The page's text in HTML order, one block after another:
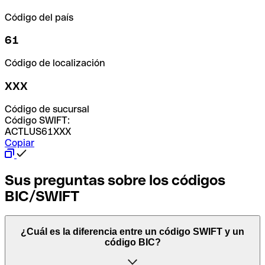
Código del país
61
Código de localización
XXX
Código de sucursal
Código SWIFT:
ACTLUS61XXX
Copiar
Sus preguntas sobre los códigos
BIC/SWIFT
¿Cuál es la diferencia entre un código SWIFT y un
código BIC?